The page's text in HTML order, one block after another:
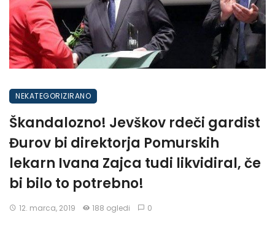
NEKATEGORIZIRANO
Škandalozno! Jevškov rdeči gardist
Đurov bi direktorja Pomurskih
lekarn Ivana Zajca tudi likvidiral, če
bi bilo to potrebno!
12. marca, 2019 188 ogledi 0